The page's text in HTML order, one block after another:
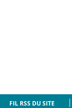
FIL RSS DU SITE